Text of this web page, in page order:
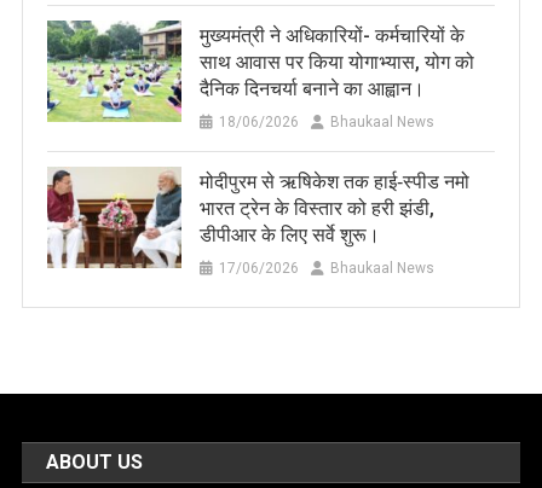
मुख्यमंत्री ने अधिकारियों- कर्मचारियों के
साथ आवास पर किया योगाभ्यास, योग को
दैनिक दिनचर्या बनाने का आह्वान।
18/06/2026 Bhaukaal News
मोदीपुरम से ऋषिकेश तक हाई‑स्पीड नमो
भारत ट्रेन के विस्तार को हरी झंडी,
डीपीआर के लिए सर्वे शुरू।
17/06/2026 Bhaukaal News
ABOUT US